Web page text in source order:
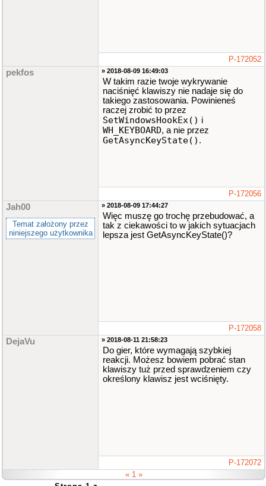
P-172052
pekfos » 2018-08-09 16:49:03
W takim razie twoje wykrywanie
naciśnięć klawiszy nie nadaje się do
takiego zastosowania. Powinieneś
raczej zrobić to przez
SetWindowsHookEx() i
WH_KEYBOARD, a nie przez
GetAsyncKeyState() .
P-172056
Jah00
Temat założony przez
niniejszego użytkownika
» 2018-08-09 17:44:27
Więc muszę go trochę przebudować, a
tak z ciekawości to w jakich sytuacjach
lepsza jest GetAsyncKeyState()?
P-172058
DejaVu » 2018-08-11 21:58:23
Do gier, które wymagają szybkiej
reakcji. Możesz bowiem pobrać stan
klawiszy tuż przed sprawdzeniem czy
określony klawisz jest wciśnięty.
P-172072
« 1 »